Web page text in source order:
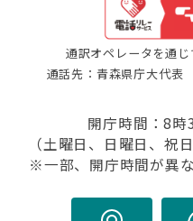
通訳オペレータを通じ
通話先：青森県庁大代表
開庁時間：8
（土曜日、日曜日、祝
※一部、開庁時間が異